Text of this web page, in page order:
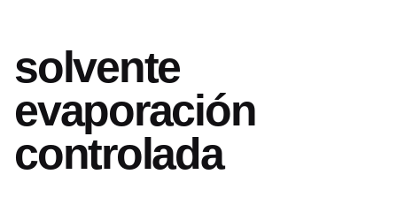
solvente
evaporación
controlada